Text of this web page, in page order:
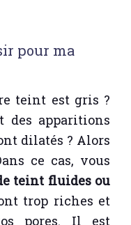
pour ma
teint est gris ?
des apparitions
dilatés ? Alors
ce cas, vous
teint fluides ou
trop riches et
pores. Il est